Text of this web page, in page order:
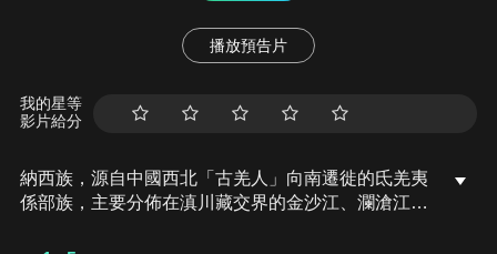
播放預告片
我的星等
影片給分
納西族，源自中國西北「古羌人」向南遷徙的氐羌夷
係部族，主要分佈在滇川藏交界的金沙江、瀾滄江河